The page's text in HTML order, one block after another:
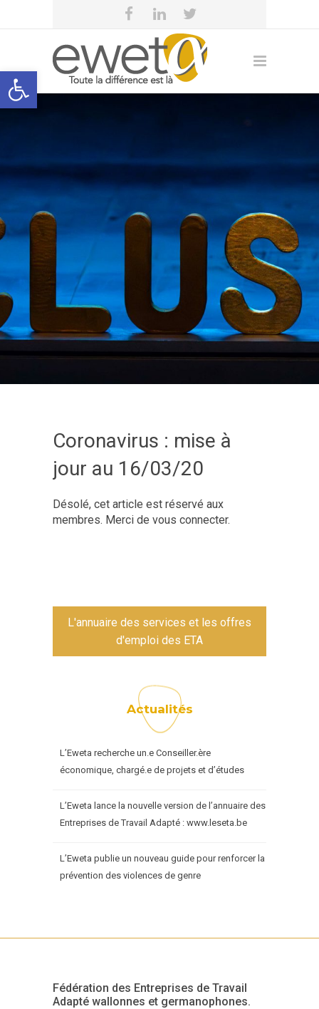
Open toolbar
eweta
Coronavirus : mise à
jour au 16/03/20
Désolé, cet article est réservé aux
membres. Merci de vous connecter.
L'annuaire des services et les offres
d'emploi des ETA
Actualités
L’Eweta recherche un.e Conseiller.ère
économique, chargé.e de projets et d’études
L’Eweta lance la nouvelle version de l’annuaire des
Entreprises de Travail Adapté : www.leseta.be
L’Eweta publie un nouveau guide pour renforcer la
prévention des violences de genre
Fédération des Entreprises de Travail
Adapté wallonnes et germanophones.